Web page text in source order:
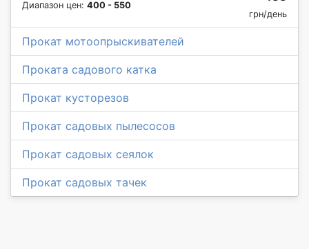
Диапазон цен: 400 - 550
грн/день
Прокат мотоопрыскивателей
Проката садового катка
Прокат кусторезов
Прокат садовых пылесосов
Прокат садовых сеялок
Прокат садовых тачек